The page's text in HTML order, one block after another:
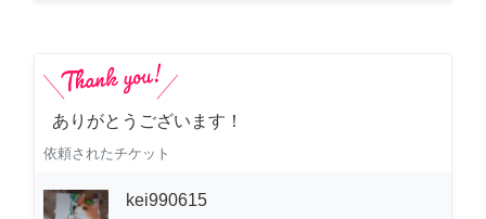
ありがとうございます！
依頼されたチケット
kei990615